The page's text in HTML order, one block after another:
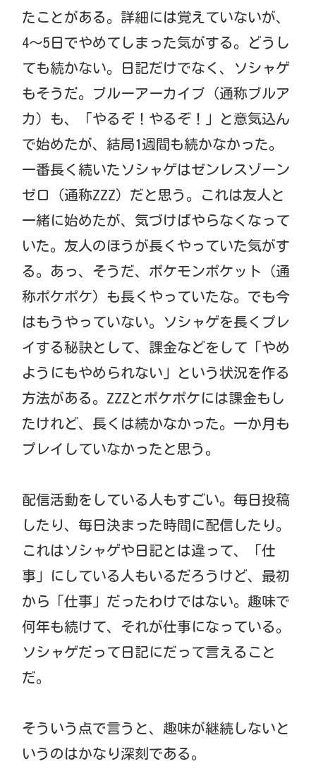
たことがある。詳細には覚えていないが、
4〜5日でやめてしまった気がする。どうし
ても続かない。日記だけでなく、ソシャゲ
もそうだ。ブルーアーカイブ（通称ブルア
カ）も、「やるぞ！やるぞ！」と意気込ん
で始めたが、結局1週間も続かなかった。
一番長く続いたソシャゲはゼンレスゾーン
ゼロ（通称ZZZ）だと思う。これは友人と
一緒に始めたが、気づけばやらなくなって
いた。友人のほうが長くやっていた気がす
る。あっ、そうだ、ポケモンポケット（通
称ポケポケ）も長くやっていたな。でも今
はもうやっていない。ソシャゲを長くプレ
イする秘訣として、課金などをして「やめ
ようにもやめられない」という状況を作る
方法がある。ZZZとポケポケには課金もし
たけれど、長くは続かなかった。一か月も
プレイしていなかったと思う。
配信活動をしている人もすごい。毎日投稿
したり、毎日決まった時間に配信したり。
これはソシャゲや日記とは違って、「仕
事」にしている人もいるだろうけど、最初
から「仕事」だったわけではない。趣味で
何年も続けて、それが仕事になっている。
ソシャゲだって日記にだって言えること
だ。
そういう点で言うと、趣味が継続しないと
いうのはかなり深刻である。